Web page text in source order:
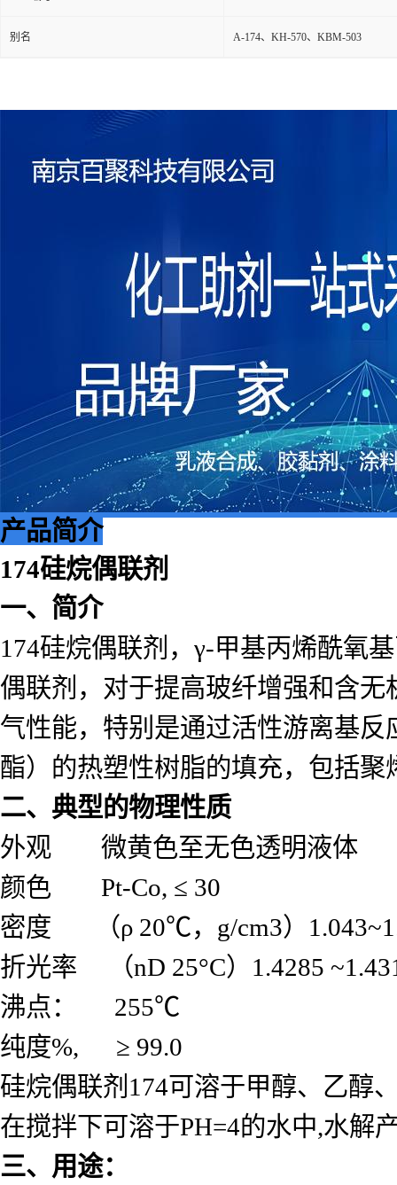
别名 A-174、KH-570、KBM-503
产品简介
174硅烷偶联剂
一、简介
174硅烷偶联剂，γ-甲基丙烯酰氧
偶联剂，对于提高玻纤增强和含
气性能，特别是通过活性游离基
酯）的热塑性树脂的填充，包括
二、典型的物理性质
外观
微黄色至无色透明液体
颜色
Pt-Co, ≤ 30
密度
（ρ 20℃，g/cm3）
折光率
（nD 25°C）1.4285
沸点：
255℃
纯度%, ≥ 99.0
硅烷偶联剂 174可溶于甲醇、乙醇
在搅拌下可溶于PH=4的水中,水解
三、用途：